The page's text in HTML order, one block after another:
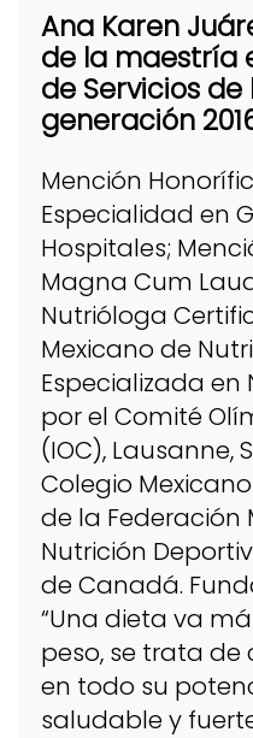
Ana Karen
de la maestría
de Servicios de
generación
Mención
Especialidad en
Hospitales;
Magna Cum
Nutrióloga
Mexicano de
Especializada en
por el Comité
(IOC), Lausanne,
Colegio
de la Federación
Nutrición
de Canadá.
“Una dieta va
peso, se trata de
en todo su
saludable y